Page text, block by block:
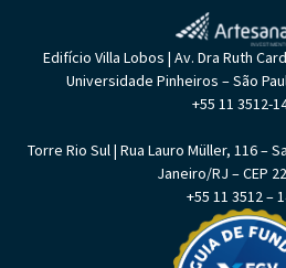
Edifício Villa Lobos | Av. Dra Ruth
Universidade Pinheiros – São
+55 11 3512-
Torre Rio Sul | Rua Lauro Müller, 116 –
Janeiro/RJ – CEP
+55 11 3512 –